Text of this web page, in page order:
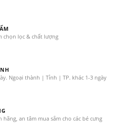
chọn lọc & chất lượng
Ngoại thành | Tỉnh | TP. khác 1-3 ngày
hãng, an tâm mua sắm cho các bé cưng